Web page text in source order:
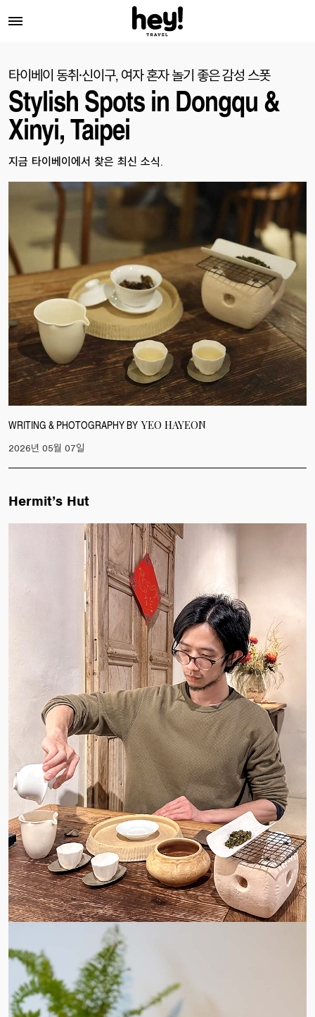
타이베이 동취·신이구, 여자 혼자 놀기 좋은 감성 스폿
Stylish Spots in Dongqu &
Xinyi, Taipei
지금 타이베이에서 찾은 최신 소식.
WRITING & PHOTOGRAPHY BY YEO HAYEON
2026년 05월 07일
Hermit’s Hut